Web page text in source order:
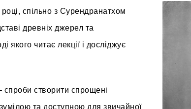
спільно з Сурендранатхом
древніх джерел та
якого читає лекції і досліджує
спроби створити спрощені
та доступною для звичайної